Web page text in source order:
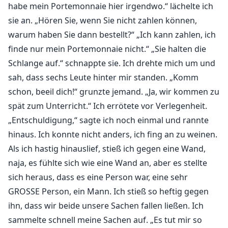
habe mein Portemonnaie hier irgendwo.“ lächelte ich
sie an. „Hören Sie, wenn Sie nicht zahlen können,
warum haben Sie dann bestellt?“ „Ich kann zahlen, ich
finde nur mein Portemonnaie nicht.“ „Sie halten die
Schlange auf.“ schnappte sie. Ich drehte mich um und
sah, dass sechs Leute hinter mir standen. „Komm
schon, beeil dich!“ grunzte jemand. „Ja, wir kommen zu
spät zum Unterricht.“ Ich errötete vor Verlegenheit.
„Entschuldigung,“ sagte ich noch einmal und rannte
hinaus. Ich konnte nicht anders, ich fing an zu weinen.
Als ich hastig hinauslief, stieß ich gegen eine Wand,
naja, es fühlte sich wie eine Wand an, aber es stellte
sich heraus, dass es eine Person war, eine sehr
GROSSE Person, ein Mann. Ich stieß so heftig gegen
ihn, dass wir beide unsere Sachen fallen ließen. Ich
sammelte schnell meine Sachen auf. „Es tut mir so